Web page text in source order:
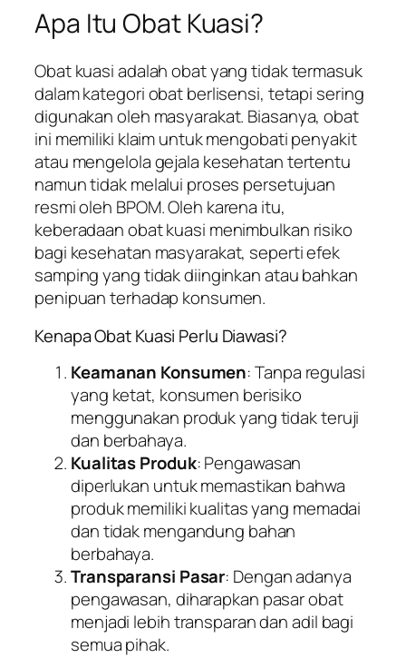
Apa Itu Obat Kuasi?
Obat kuasi adalah obat yang tidak termasuk
dalam kategori obat berlisensi, tetapi sering
digunakan oleh masyarakat. Biasanya, obat
ini memiliki klaim untuk mengobati penyakit
atau mengelola gejala kesehatan tertentu
namun tidak melalui proses persetujuan
resmi oleh BPOM. Oleh karena itu,
keberadaan obat kuasi menimbulkan risiko
bagi kesehatan masyarakat, seperti efek
samping yang tidak diinginkan atau bahkan
penipuan terhadap konsumen.
Kenapa Obat Kuasi Perlu Diawasi?
Keamanan Konsumen: Tanpa regulasi
yang ketat, konsumen berisiko
menggunakan produk yang tidak teruji
dan berbahaya.
Kualitas Produk: Pengawasan
diperlukan untuk memastikan bahwa
produk memiliki kualitas yang memadai
dan tidak mengandung bahan
berbahaya.
Transparansi Pasar: Dengan adanya
pengawasan, diharapkan pasar obat
menjadi lebih transparan dan adil bagi
semua pihak.